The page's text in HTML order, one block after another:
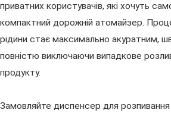
приватних користувачів, які хочуть
компактний дорожній атомайзер.
рідини стає максимально акуратним,
повністю виключаючи випадкове
продукту.
Замовляйте диспенсер для розпивання